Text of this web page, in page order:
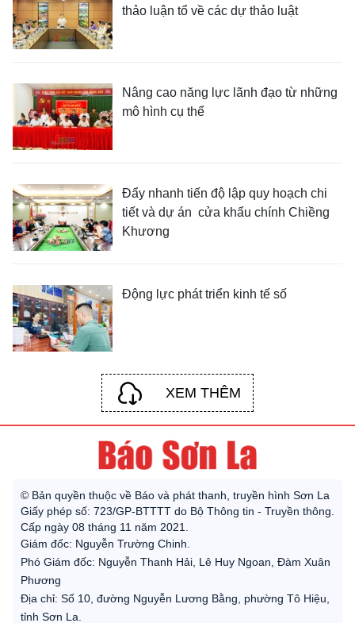
thảo luận tổ về các dự thảo luật
Nâng cao năng lực lãnh đạo từ những
mô hình cụ thể
Đẩy nhanh tiến độ lập quy hoạch chi
tiết và dự án cửa khẩu chính Chiềng
Khương
Động lực phát triển kinh tế số
XEM THÊM
© Bản quyền thuộc về Báo và phát thanh, truyền hình Sơn La
Giấy phép số: 723/GP-BTTTT do Bộ Thông tin - Truyền thông.
Cấp ngày 08 tháng 11 năm 2021.
Giám đốc: Nguyễn Trường Chinh.
Phó Giám đốc: Nguyễn Thanh Hải, Lê Huy Ngoan, Đàm Xuân
Phương
Địa chỉ: Số 10, đường Nguyễn Lương Bằng, phường Tô Hiệu,
tỉnh Sơn La.